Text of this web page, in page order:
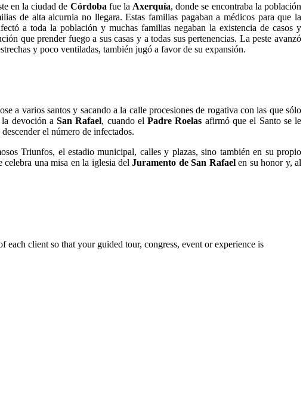
en la ciudad de Córdoba fue la Axerquía, donde se encontraba la población
de alta alcurnia no llegara. Estas familias pagaban a médicos para que la
a toda la población y muchas familias negaban la existencia de casos y
que prender fuego a sus casas y a todas sus pertenencias. La peste avanzó
y poco ventiladas, también jugó a favor de su expansión.
a varios santos y sacando a la calle procesiones de rogativa con las que sólo
la devoción aSan Rafael, cuando elPadre Roelas afirmó que el Santo se le
el número de infectados.
Triunfos, el estadio municipal, calles y plazas, sino también en su propio
celebra una misa en la iglesia delJuramento de San Rafaelen su honor y, al
client so that your guided tour, congress, event or experience is